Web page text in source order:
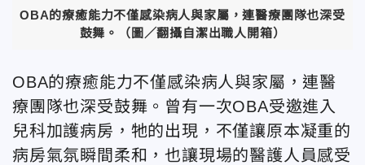
OBA的療癒能力不僅感染病人與家屬，連醫療團隊也深受
鼓舞。
（圖／翻攝自潔出職人開箱）
OBA的療癒能力不僅感染病人與家屬，連醫
療團隊也深受鼓舞。曾有一次OBA受邀進入
兒科加護病房，牠的出現，不僅讓原本凝重的
病房氣氛瞬間柔和，也讓現場的醫護人員感受